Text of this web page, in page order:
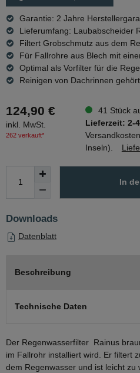
Garantie: 2 Jahre
Lieferumfang: Laubabscheider
Filtert Grobschmutz aus dem
Für Fallrohre aus Blech mit
Optimal als Vorfilter für die
Reinigen von Dachrinnen
124,90 €
inkl. MwSt.
262 verkauft*
41 Stück
Lieferzeit: 2-
Inseln).
In
Downloads
Datenblatt
Beschreibung
Technische Daten
Der Regenwasserfilter Rainus
im Fallrohr installiert wird. Er filtert
dem Regenwasser und ist leicht zu